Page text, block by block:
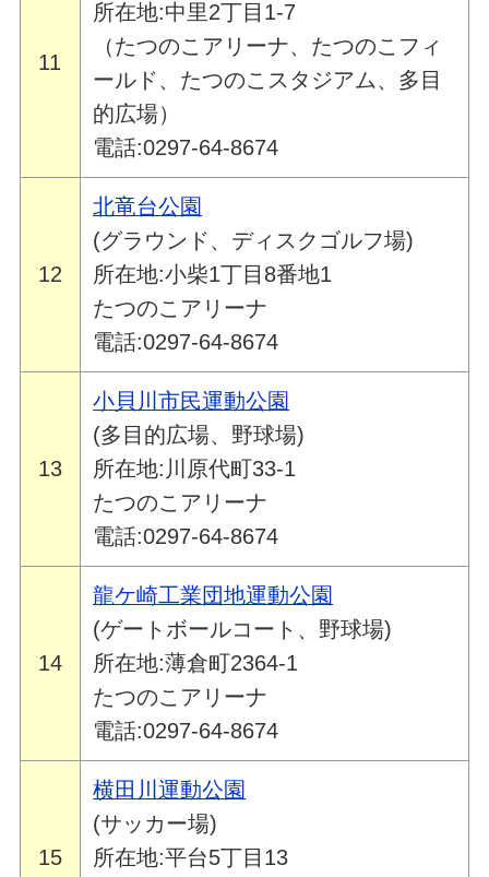
11
所在地:中里2丁目1-7
（たつのこアリーナ、たつのこフィ
ールド、たつのこスタジアム、多目
的広場）
電話:0297-64-8674
12
北竜台公園
(グラウンド、ディスクゴルフ場)
所在地:小柴1丁目8番地1
たつのこアリーナ
電話:0297-64-8674
13
小貝川市民運動公園
(多目的広場、野球場)
所在地:川原代町33-1
たつのこアリーナ
電話:0297-64-8674
14
龍ケ崎工業団地運動公園
(ゲートボールコート、野球場)
所在地:薄倉町2364-1
たつのこアリーナ
電話:0297-64-8674
15
横田川運動公園
(サッカー場)
所在地:平台5丁目13